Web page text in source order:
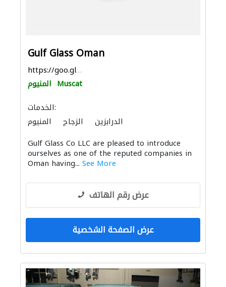
https://goo.gl/maps/Hh2T3Td1zX1fjv5f7
المنيوم Muscat
الخدمات:
المنيوم
الزجاج
الدرابزين
Gulf Glass Co LLC are pleased to introduce
ourselves as one of the reputed companies in
Oman having... See More
عرض رقم الهاتف
عرض الصفحة الشخصية